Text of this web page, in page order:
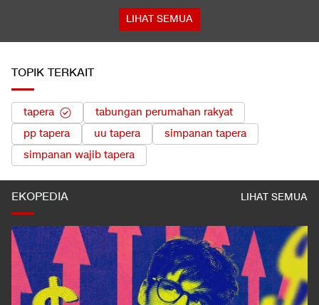
LIHAT SEMUA
TOPIK TERKAIT
tapera
tabungan perumahan rakyat
pp tapera
uu tapera
simpanan tapera
simpanan wajib tapera
EKOPEDIA LIHAT SEMUA